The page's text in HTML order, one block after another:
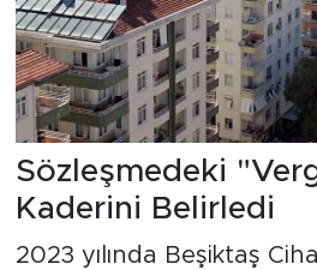
Sözleşmedeki
Kaderini Belirledi
2023 yılında Beşiktaş